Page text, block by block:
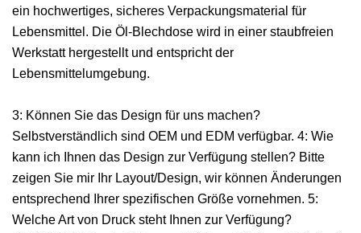
ein hochwertiges, sicheres Verpackungsmaterial für
Lebensmittel. Die Öl-Blechdose wird in einer staubfreien
Werkstatt hergestellt und entspricht der
Lebensmittelumgebung.
3: Können Sie das Design für uns machen?
Selbstverständlich sind OEM und EDM verfügbar. 4: Wie
kann ich Ihnen das Design zur Verfügung stellen? Bitte
zeigen Sie mir Ihr Layout/Design, wir können Änderungen
entsprechend Ihrer spezifischen Größe vornehmen. 5:
Welche Art von Druck steht Ihnen zur Verfügung?